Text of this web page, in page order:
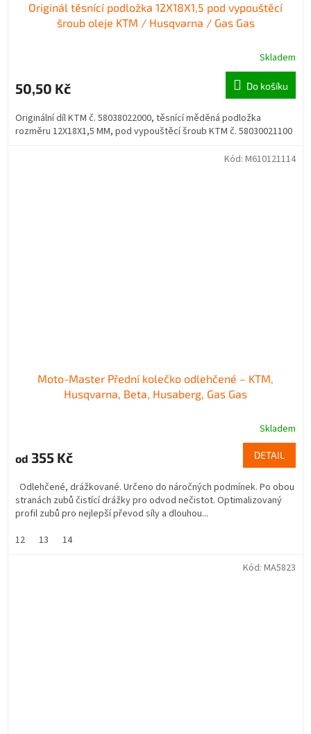
Originál těsnící podložka 12X18X1,5 pod vypouštěcí
šroub oleje KTM / Husqvarna / Gas Gas
Skladem
50,50 Kč Do košíku
Originální díl KTM č. 58038022000, těsnící měděná podložka
rozměru 12X18X1,5 MM, pod vypouštěcí šroub KTM č. 58030021100
Moto-Master Přední kolečko odlehčené – KTM,
Husqvarna, Beta, Husaberg, Gas Gas
Skladem
od 355 Kč DETAIL
Odlehčené, drážkované. Určeno do náročných podmínek. Po obou
stranách zubů čistící drážky pro odvod nečistot. Optimalizovaný
profil zubů pro nejlepší převod síly a dlouhou...
12
13 14
Kód: M610121114
Kód: MA5823